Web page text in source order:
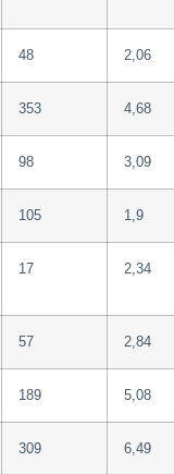
48 2,06
353 4,68
98 3,09
105 1,9
17 2,34
57 2,84
189 5,08
309 6,49